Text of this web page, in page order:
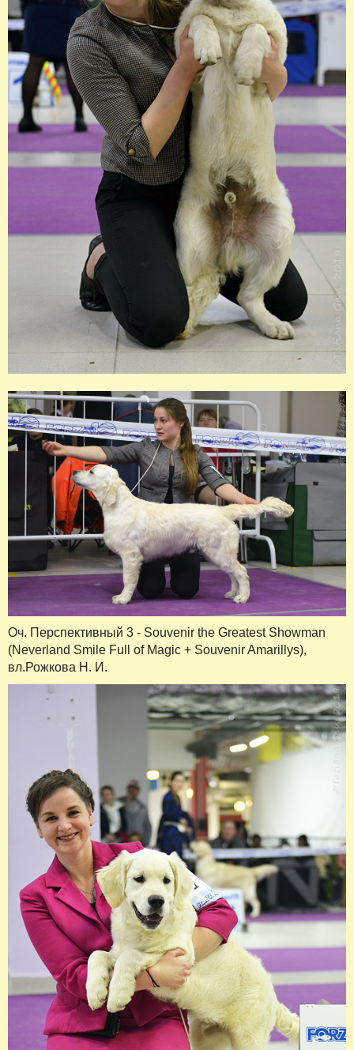
Оч. Перспективный 3 - Souvenir the Greatest Showman
(Neverland Smile Full of Magic + Souvenir Amarillys),
вл.Рожкова Н. И.